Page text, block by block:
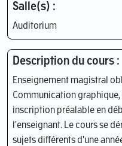
Salle(s) :
Auditorium
Description du cours :
Enseignement magistral
Communication
inscription préalable en
l'enseignant. Le cours se
sujets différents d'une